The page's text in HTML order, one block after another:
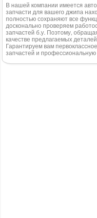
В нашей компании имеется
запчасти для вашего джипа
полностью сохраняют все
досконально проверяем
запчастей б.у. Поэтому,
качестве предлагаемых
Гарантируем вам
запчастей и профессиональную